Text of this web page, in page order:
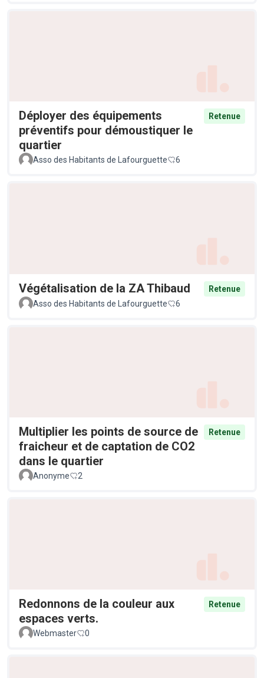
Déployer des équipements
préventifs pour démoustiquer le
quartier
Retenue
Asso des Habitants de Lafourguette 6
Végétalisation de la ZA Thibaud
Retenue
Asso des Habitants de Lafourguette
6
Multiplier les points de source de
fraicheur et de captation de CO2
dans le quartier
Retenue
Anonyme 2
Redonnons de la couleur aux
espaces verts.
Retenue
Webmaster 0